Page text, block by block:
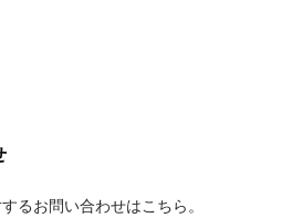
るお問い合わせはこちら。